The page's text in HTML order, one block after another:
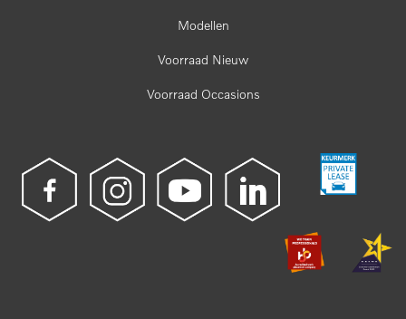
Modellen
Voorraad Nieuw
Voorraad Occasions